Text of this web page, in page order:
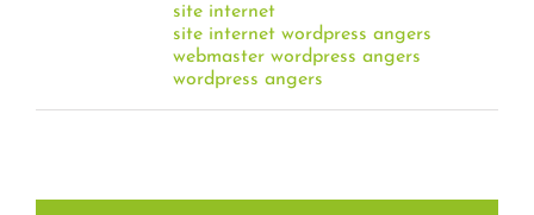
site internet
site internet wordpress angers
webmaster wordpress angers
wordpress angers